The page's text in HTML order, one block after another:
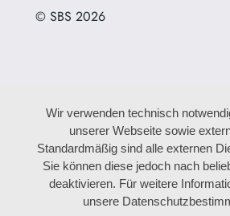
© SBS 2026
Wir verwenden technisch
unserer Webseite sowie
Standardmäßig sind alle externen
Sie können diese jedoch nach
deaktivieren. Für weitere
unsere